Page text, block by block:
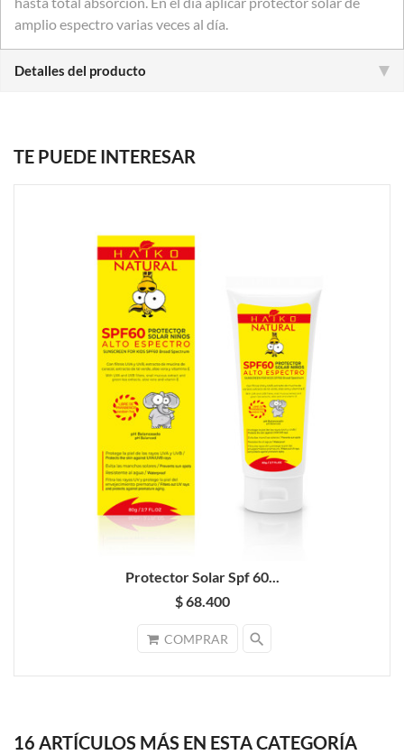
amplio espectro varias veces al día.
Detalles del producto
TE PUEDE INTERESAR
Protector Solar Spf 60...
$ 68.400
COMPRAR search
16 ARTÍCULOS MÁS EN ESTA CATEGORÍA